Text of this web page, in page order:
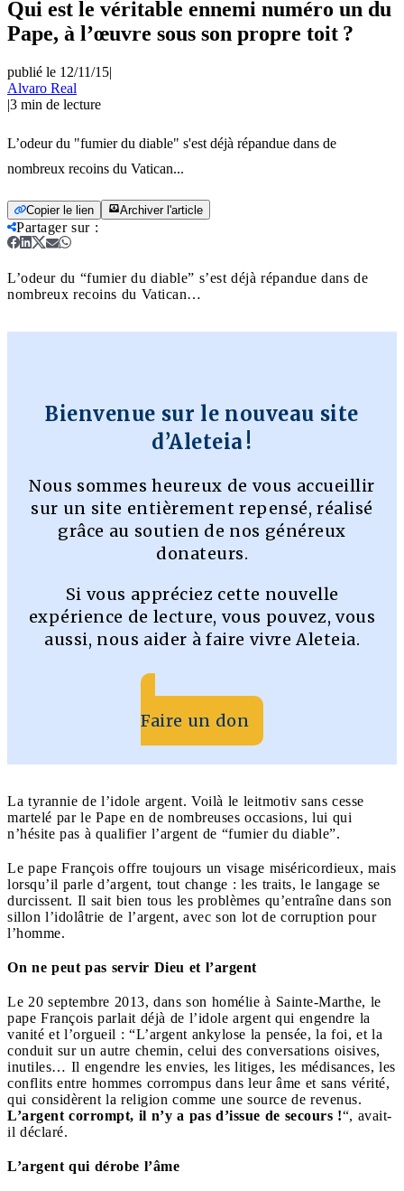
Qui est le véritable ennemi numéro un du
Pape, à l’œuvre sous son propre toit ?
publié le 12/11/15|
Alvaro Real
|3 min de lecture
L’odeur du "fumier du diable" s'est déjà répandue dans de
nombreux recoins du Vatican...
Copier le lien Archiver l'article
Partager sur:
L’odeur du “fumier du diable” s’est déjà répandue dans de
nombreux recoins du Vatican…
Bienvenue sur le nouveau site
d’Aleteia !
Nous sommes heureux de vous accueillir
sur un site entièrement repensé, réalisé
grâce au soutien de nos généreux
donateurs.
Si vous appréciez cette nouvelle
expérience de lecture, vous pouvez, vous
aussi, nous aider à faire vivre Aleteia.
Faire un don
La tyrannie de l’idole argent. Voilà le leitmotiv sans cesse
martelé par le Pape en de nombreuses occasions, lui qui
n’hésite pas à qualifier l’argent de “fumier du diable”.
Le pape François offre toujours un visage miséricordieux, mais
lorsqu’il parle d’argent, tout change : les traits, le langage se
durcissent. Il sait bien tous les problèmes qu’entraîne dans son
sillon l’idolâtrie de l’argent, avec son lot de corruption pour
l’homme.
On ne peut pas servir Dieu et l’argent
Le 20 septembre 2013, dans son homélie à Sainte-Marthe, le
pape François parlait déjà de l’idole argent qui engendre la
vanité et l’orgueil : “L’argent ankylose la pensée, la foi, et la
conduit sur un autre chemin, celui des conversations oisives,
inutiles… Il engendre les envies, les litiges, les médisances, les
conflits entre hommes corrompus dans leur âme et sans vérité,
qui considèrent la religion comme une source de revenus.
L’argent corrompt, il n’y a pas d’issue de secours !“, avait-
il déclaré.
L’argent qui dérobe l’âme